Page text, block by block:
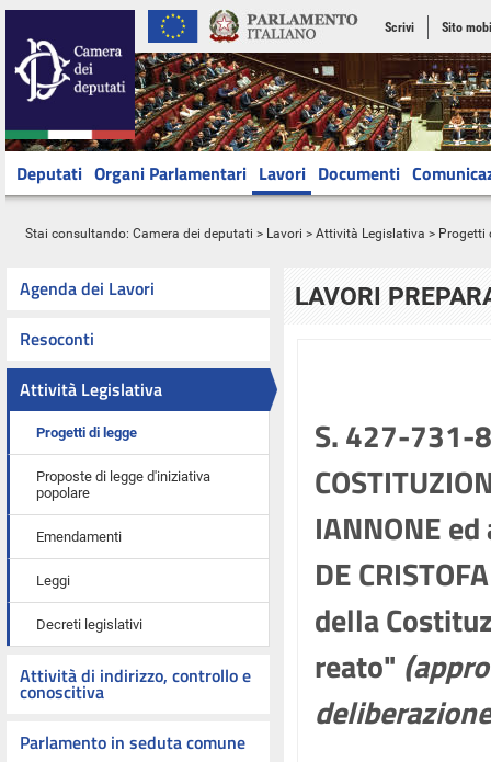
Scrivi Sito
Deputati Organi Parlamentari Lavori Documenti
Stai consultando: Camera dei deputati > Lavori > Attività Legislativa > Progetti
Agenda dei Lavori
Resoconti
Attività Legislativa
Progetti di legge
Proposte di legge d'iniziativa
popolare
Emendamenti
Leggi
Decreti legislativi
Attività di indirizzo, controllo e
conoscitiva
Parlamento in seduta comune
LAVORI
S. 427-731-
IANNONE
DE
della
reato"